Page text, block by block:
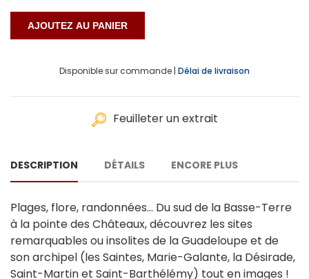
Disponible sur commande | Délai de livraison
Feuilleter un extrait
DESCRIPTION DÉTAILS ENCORE PLUS
Plages, flore, randonnées... Du sud de la Basse-Terre
à la pointe des Châteaux, découvrez les sites
remarquables ou insolites de la Guadeloupe et de
son archipel (les Saintes, Marie-Galante, la Désirade,
Saint-Martin et Saint-Barthélémy) tout en images !